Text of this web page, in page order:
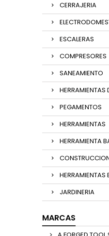
CERRAJERIA
ESCALERAS
COMPRESORES
SANEAMIENTO
HERRAMIENTAS
PEGAMENTOS
HERRAMIENTAS
HERRAMIENTA
HERRAMIENTAS
JARDINERIA
MARCAS